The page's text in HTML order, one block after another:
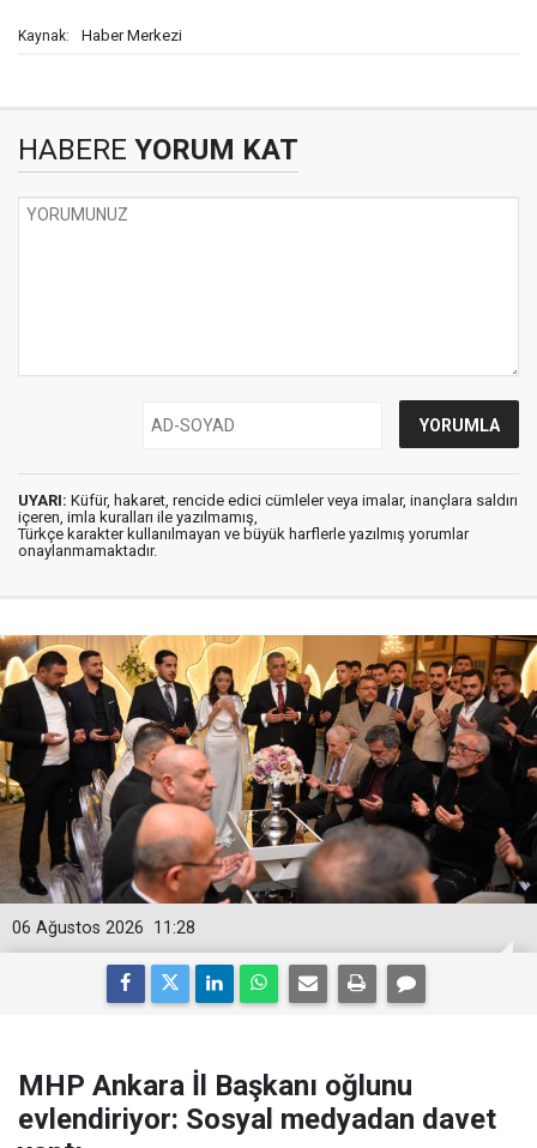
Kaynak: Haber Merkezi
HABERE YORUM KAT
UYARI: Küfür, hakaret, rencide edici cümleler veya imalar, inançlara saldırı
içeren, imla kuralları ile yazılmamış,
Türkçe karakter kullanılmayan ve büyük harflerle yazılmış yorumlar
onaylanmamaktadır.
11:28
06 Ağustos 2026
MHP Ankara İl Başkanı oğlunu
evlendiriyor: Sosyal medyadan davet